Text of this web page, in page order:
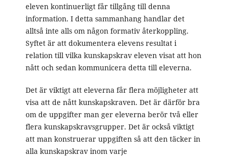
eleven kontinuerligt får tillgång till denna
information. I detta sammanhang handlar det
alltså inte alls om någon formativ återkoppling.
Syftet är att dokumentera elevens resultat i
relation till vilka kunskapskrav eleven visat att hon
nått och sedan kommunicera detta till eleverna.
Det är viktigt att eleverna får flera möjligheter att
visa att de nått kunskapskraven. Det är därför bra
om de uppgifter man ger eleverna berör två eller
flera kunskapskravsgrupper. Det är också viktigt
att man konstruerar uppgiften så att den täcker in
alla kunskapskrav inom varje